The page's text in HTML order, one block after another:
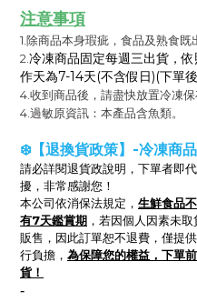
注意事項
1.除商品本身瑕疵，食品及熟食既
2.冷凍商品固定每週三出貨，
作天為7-14天(不含假日)(下單
4.收到商品後，請盡快放置冷凍保
4.過敏原資訊：本產品含魚類。
❄️【退換貨政策】-冷凍商
請必詳閱退貨政說明，下單者即
擾，非常感謝您！
本公司依消保法規定， 生鮮食品
有7天鑑賞期 ， 若因個人因素未
販售，因此訂單恕不退費，僅提
行負擔， 為保障您的權益，下單
貨！
-